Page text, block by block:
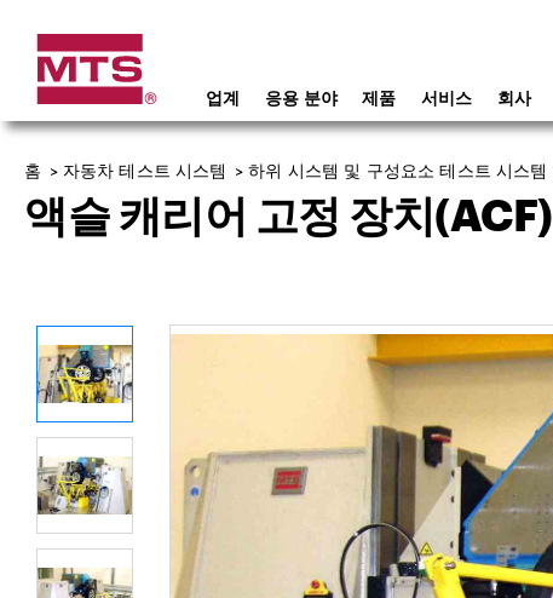
업계 응용 분야 제품 서비스 회사
홈 > 자동차 테스트 시스템 >하위 시스템 및 구성요소 테스트 시스템
액슬 캐리어 고정 장치(ACF)